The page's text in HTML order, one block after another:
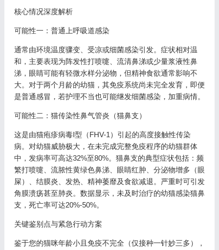
核心情况深度解析
可能性一：普通上呼吸道感染
通常由环境温度骤变、受凉或细菌感染引发。症状相对温
和，主要表现为阵发性打喷嚏、流清鼻涕或少量浆液性鼻
涕，眼睛可能有轻微水样分泌物，但精神食欲通常影响不
大。对于两个月龄的幼猫，其免疫系统尚未完全发育，即便
是普通感冒，若护理不当也可能继发细菌感染，加重病情。
可能性二：猫传染性鼻气管炎（猫鼻支）
这是由猫疱疹病毒I型（FHV-1）引起的高度接触性传染
病。对幼猫威胁极大，在未完成完整免疫程序的幼猫群体
中，发病率可高达32%至80%。猫鼻支的典型症状包括：频
繁打喷嚏、流脓性黄绿色鼻涕、眼睛红肿、分泌物增多（眼
屎）、结膜炎、发热、精神萎靡及食欲减退。严重时可引发
角膜溃疡甚至肺炎。数据显示，未及时治疗的幼猫感染猫鼻
支，死亡率可达20%-50%。
关键鉴别点与紧急行动方案
鉴于您的猫咪年龄小且免疫不完全（仅接种一针妙三多），